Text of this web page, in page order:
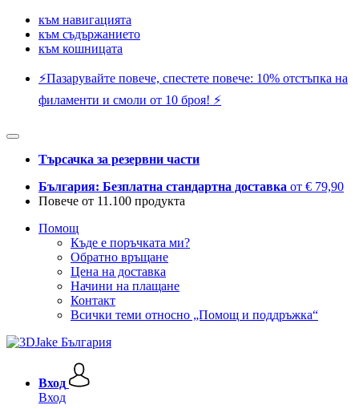
към навигацията
към съдържанието
към кошницата
⚡️Пазарувайте повече, спестете повече: 10% отстъпка на
филаменти и смоли от 10 броя! ⚡️
Търсачка за резервни части
България: Безплатна стандартна доставка от € 79,90
Повече от 11.100 продукта
Помощ
Къде е поръчката ми?
Обратно връщане
Цена на доставка
Начини на плащане
Контакт
Всички теми относно „Помощ и поддръжка“
Вход
Вход